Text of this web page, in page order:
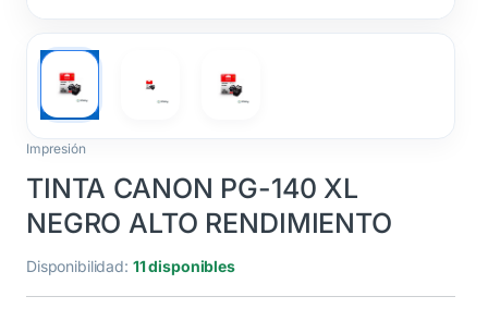
Impresión
TINTA CANON PG-140 XL
NEGRO ALTO RENDIMIENTO
Disponibilidad: 11 disponibles